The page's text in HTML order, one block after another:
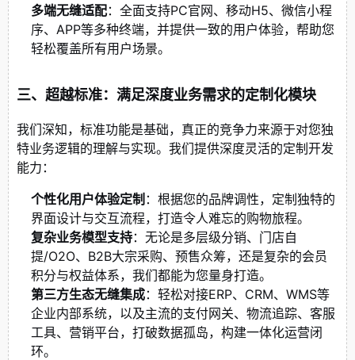
多端无缝适配：全面支持PC官网、移动H5、微信小程
序、APP等多种终端，并提供一致的用户体验，帮助您
轻松覆盖所有用户场景。
三、超越标准：满足深度业务需求的定制化模块
我们深知，标准功能是基础，真正的竞争力来源于对您独
特业务逻辑的理解与实现。我们提供深度灵活的定制开发
能力：
个性化用户体验定制 ：根据您的品牌调性，定制独特的
界面设计与交互流程，打造令人难忘的购物旅程。
复杂业务模型支持：无论是多层级分销、门店自
提/O2O、B2B大宗采购、预售众筹，还是复杂的会员
积分与权益体系，我们都能为您量身打造。
第三方生态无缝集成：轻松对接ERP、CRM、WMS等
企业内部系统，以及主流的支付网关、物流追踪、客服
工具、营销平台，打破数据孤岛，构建一体化运营闭
环。